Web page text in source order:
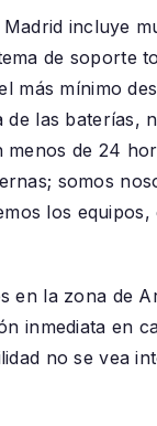
incluye
de soporte
más mínimo
las baterías,
menos de 24
somos
los
en la zona de
inmediata en
no se vea